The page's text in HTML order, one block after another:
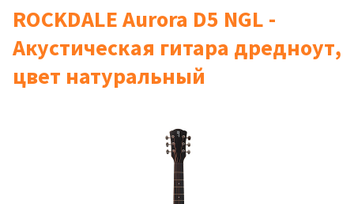
ROCKDALE Aurora D5 NGL -
Акустическая гитара дредноут,
цвет натуральный